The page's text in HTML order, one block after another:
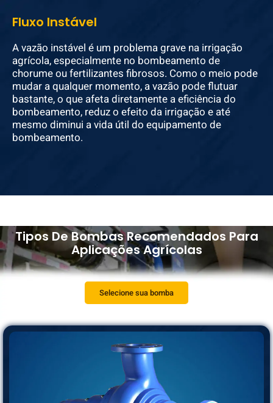
Fluxo Instável
A vazão instável é um problema grave na irrigação
agrícola, especialmente no bombeamento de
chorume ou fertilizantes fibrosos. Como o meio pode
mudar a qualquer momento, a vazão pode flutuar
bastante, o que afeta diretamente a eficiência do
bombeamento, reduz o efeito da irrigação e até
mesmo diminui a vida útil do equipamento de
bombeamento.
Tipos De Bombas Recomendados Para
Aplicações Agrícolas
Selecione sua bomba